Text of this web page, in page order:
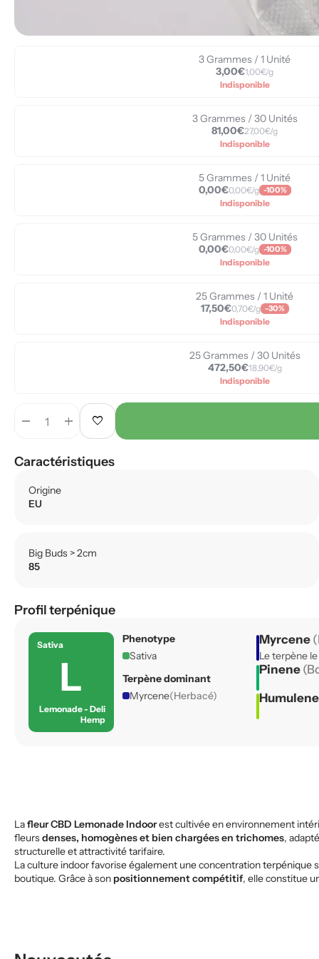
3 Grammes / 1 Unité
3,00€1,00€/g
Indisponible
3 Grammes / 30 Unités
81,00€27,00€/g
Indisponible
5 Grammes / 1 Unité
0,00€0,00€/g -100%
Indisponible
5 Grammes / 30 Unités
0,00€0,00€/g -100%
Indisponible
25 Grammes / 1 Unité
17,50€0,70€/g -30%
Indisponible
25 Grammes / 30 Unités
472,50€18,90€/g
Indisponible
remove add favorite
Caractéristiques
Origine
EU
Big Buds > 2cm
85
Profil terpénique
Sativa
L
Lemonade - Deli
Hemp
Phenotype
Sativa
Terpène dominant
Myrcene(Herbacé)
Myrcene
Le terpène
Pinene
Lafleur CBD Lemonade Indoorest cultivée en environnement
fleursdenses, homogènes et bien chargées en trichomes,
structurelle et attractivité tarifaire.
La culture indoor favorise également une concentration
boutique. Grâce à son positionnement compétitif, elle constitue